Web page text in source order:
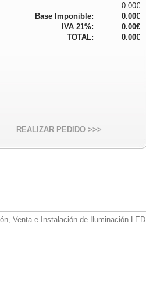
0.00€
Base Imponible:
0.00€
IVA 21%:
0.00€
TOTAL:
0.00€
REALIZAR PEDIDO >>>
Venta e Instalación de Iluminación LED